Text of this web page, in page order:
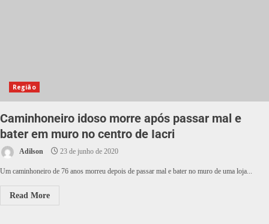
Região
Caminhoneiro idoso morre após passar mal e
bater em muro no centro de Iacri
Adilson 23 de junho de 2020
Um caminhoneiro de 76 anos morreu depois de passar mal e bater no muro de uma loja...
Read More